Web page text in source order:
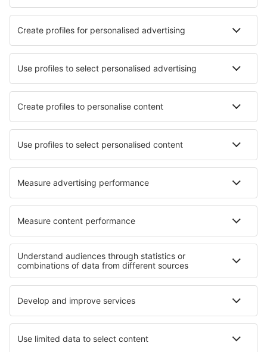
Hotels in Taranto Hotels in Alassio Hotels in Rapallo
Die besten Hotels - Städte
Hotels in Wayikkal Hotels in Parkgate
Hotels in Luxemburg Hotels in Westonbirt
Hotels in Glastonbury Hotels Saint-Andre-Les-Vergers
Hotels in Asni Hotels Saulepa
Die besten Hotels - Regionen
Hotels auf Sardinien Hotels in Toskana Hotels in Ischia
Hotels in Livigno Hotels in Lazio
Hotels in Costa Barcelona Hotels in Albanien
Hotels in La Réunion Hotels in Campeche
Hotels in Nationalpark Roztocze